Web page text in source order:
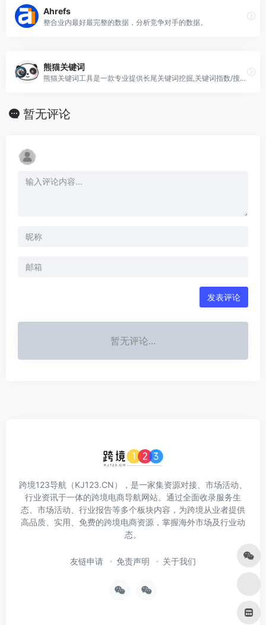
Ahrefs
整合业内最好最完整的数据，分析竞争对手的数据。
熊猫关键词
熊猫关键词工具是一款专业提供长尾关键词挖掘,关键词指数/搜索量查询的工具。我们的官网不仅提供了熊猫关键词软件下载还有网页版词库,使用帮助,常见问题解答等模块和内容。
暂无评论
发表评论
暂无评论...
跨境123导航（KJ123.CN），是一家集资源对接、市场活动、
行业资讯于一体的跨境电商导航网站。通过全面收录服务生
态、市场活动、行业报告等多个板块内容，为跨境从业者提供
高品质、实用、免费的跨境电商资源，掌握海外市场及行业动
态。
友链申请 免责声明 关于我们